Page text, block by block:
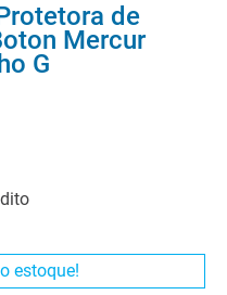
de
Mercur
G
estoque!